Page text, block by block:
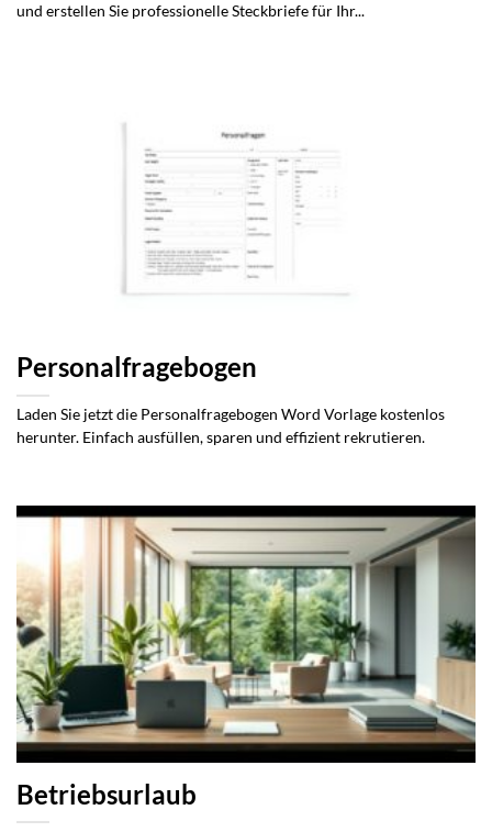
und erstellen Sie professionelle Steckbriefe für Ihr...
Personalfragebogen
Laden Sie jetzt die Personalfragebogen Word Vorlage kostenlos
herunter. Einfach ausfüllen, sparen und effizient rekrutieren.
Betriebsurlaub